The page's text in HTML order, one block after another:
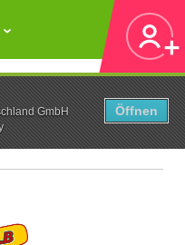
GmbH
Öffnen